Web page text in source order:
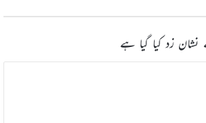
زد کیا گیا ہے